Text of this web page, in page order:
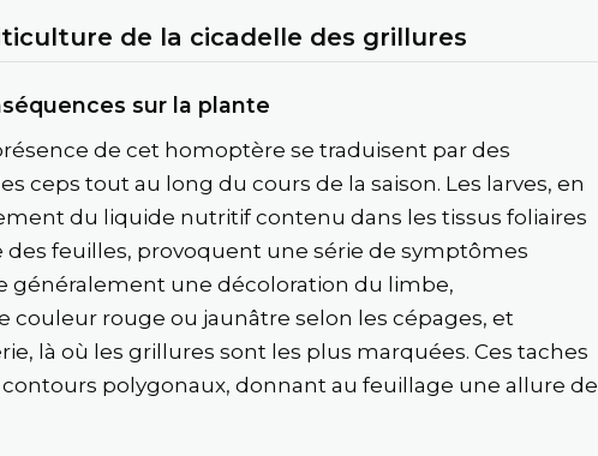
de la cicadelle des grillures
sur la plante
de cet homoptère se traduisent par des
ceps tout au long du cours de la saison. Les larves, en
du liquide nutritif contenu dans les tissus foliaires
des feuilles, provoquent une série de symptômes
généralement une décoloration du limbe,
couleur rouge ou jaunâtre selon les cépages, et
là où les grillures sont les plus marquées. Ces taches
polygonaux, donnant au feuillage une allure de